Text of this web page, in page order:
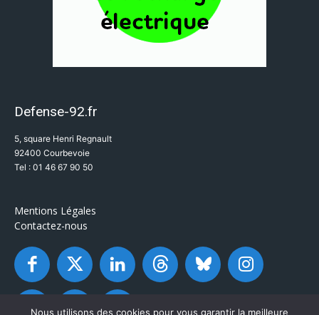
Defense-92.fr
5, square Henri Regnault
92400 Courbevoie
Tel : 01 46 67 90 50
Mentions Légales
Contactez-nous
Nous utilisons des cookies pour vous garantir la meilleure